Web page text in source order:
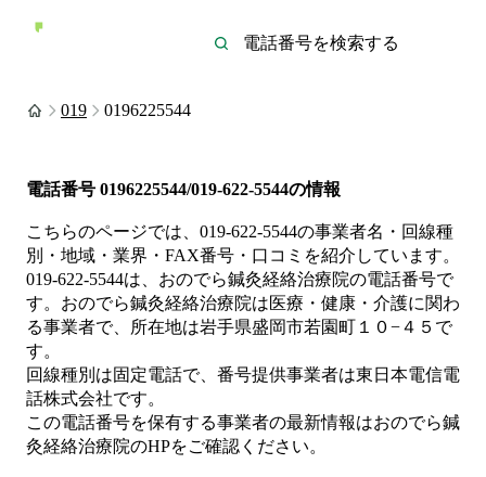
019 0196225544
電話番号 0196225544/019-622-5544の情報
こちらのページでは、 019-622-5544の事業者名・回線種
別・地域・業界・FAX番号・口コミを紹介しています。
019-622-5544は、 おのでら鍼灸経絡治療院の電話番号で
す。 おのでら鍼灸経絡治療院は医療・健康・介護に関わ
る事業者で、所在地は岩手県盛岡市若園町１０−４５ で
す。
回線種別は固定電話で、番号提供事業者は東日本電信電
話株式会社です。
この電話番号を保有する事業者の最新情報はおのでら鍼
灸経絡治療院のHPをご確認ください。